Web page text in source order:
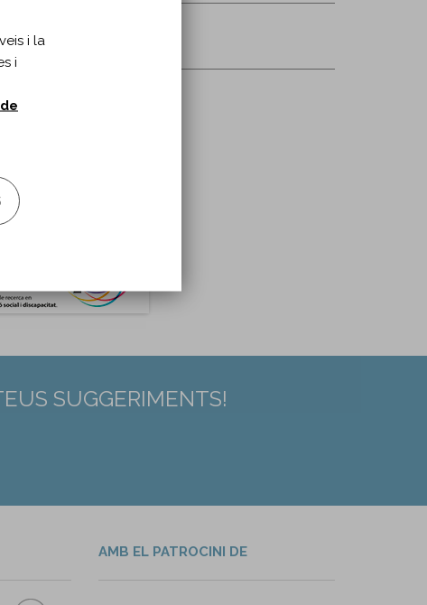
SUGGERIMENTS!
AMB EL PATROCINI DE
i la
i